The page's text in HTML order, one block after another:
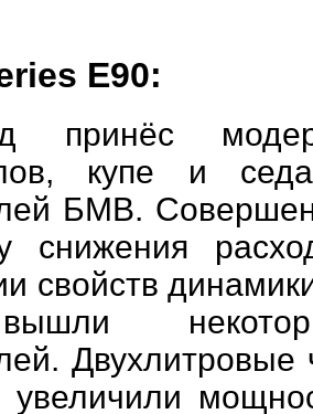
E90:
принёс
купе и
БМВ.
снижения
свойств
увеличили